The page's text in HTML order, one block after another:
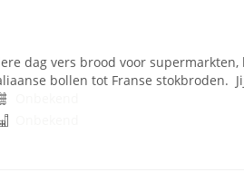
dag vers brood voor supermarkten,
bollen tot Franse stokbroden.